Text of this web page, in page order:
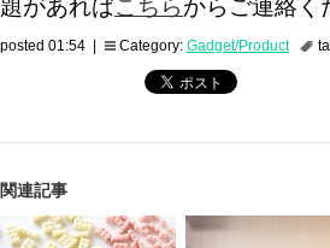
題があればこちらからご連絡く
posted 01:54 | Category: Gadget/Product
関連記事